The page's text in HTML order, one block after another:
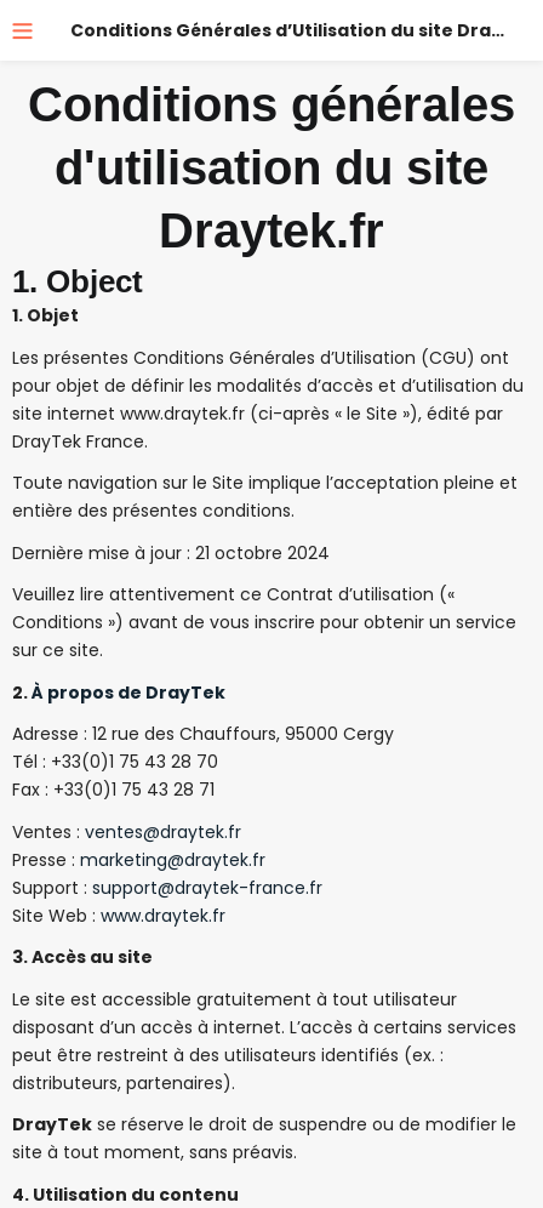
Conditions Générales d’Utilisation du site Draytek.fr
Conditions générales
d'utilisation du site
Draytek.fr
1. Object
1. Objet
Les présentes Conditions Générales d’Utilisation (CGU) ont
pour objet de définir les modalités d’accès et d’utilisation du
site internet www.draytek.fr (ci-après « le Site »), édité par
DrayTek France.
Toute navigation sur le Site implique l’acceptation pleine et
entière des présentes conditions.
Dernière mise à jour : 21 octobre 2024
Veuillez lire attentivement ce Contrat d’utilisation («
Conditions ») avant de vous inscrire pour obtenir un service
sur ce site.
2.À propos de DrayTek
Adresse : 12 rue des Chauffours, 95000 Cergy
Tél : +33(0)1 75 43 28 70
Fax : +33(0)1 75 43 28 71
Ventes : ventes@draytek.fr
Presse : marketing@draytek.fr
Support : support@draytek-france.fr
Site Web : www.draytek.fr
3. Accès au site
Le site est accessible gratuitement à tout utilisateur
disposant d’un accès à internet. L’accès à certains services
peut être restreint à des utilisateurs identifiés (ex. :
distributeurs, partenaires).
DrayTek se réserve le droit de suspendre ou de modifier le
site à tout moment, sans préavis.
4. Utilisation du contenu